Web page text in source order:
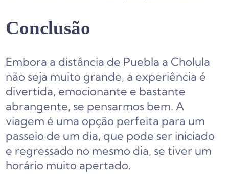
Conclusão
Embora a distância de Puebla a Cholula
não seja muito grande, a experiência é
divertida, emocionante e bastante
abrangente, se pensarmos bem. A
viagem é uma opção perfeita para um
passeio de um dia, que pode ser iniciado
e regressado no mesmo dia, se tiver um
horário muito apertado.